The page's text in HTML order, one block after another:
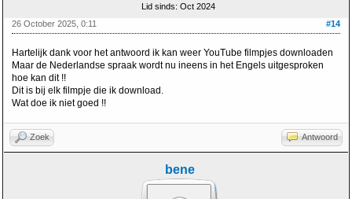
Lid sinds: Oct 2024
#14
26 October 2025, 0:11
Hartelijk dank voor het antwoord ik kan weer YouTube filmpjes downloaden
Maar de Nederlandse spraak wordt nu ineens in het Engels uitgesproken
hoe kan dit !!
Dit is bij elk filmpje die ik download.
Wat doe ik niet goed !!
Zoek Antwoord
bene